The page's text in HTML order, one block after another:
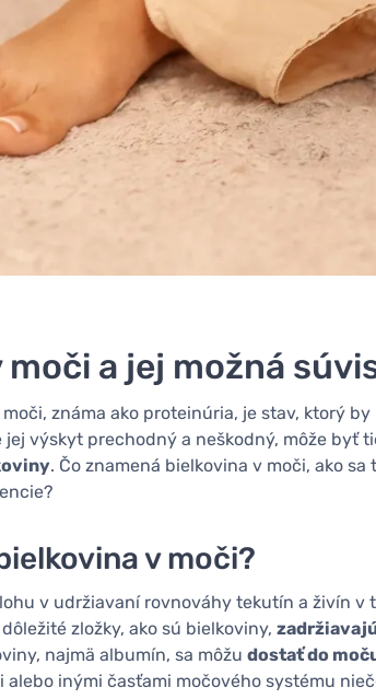
moči a jej možná
známa ako proteinúria, je stav, ktorý
výskyt prechodný a neškodný, môže byť
. Čo znamená bielkovina v moči, ako
v moči?
v udržiavaní rovnováhy tekutín a živín v
zložky, ako sú bielkoviny,
najmä albumín, sa môžu dostať do
alebo inými časťami močového systému